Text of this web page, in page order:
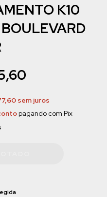
K10
sem juros
pagando com Pix